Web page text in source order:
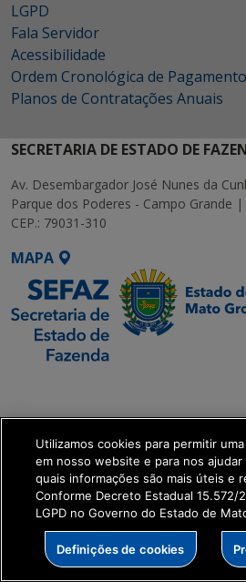
LGPD
Fala Servidor
Acessibilidade
Ordem Cronológica de
Planos de Contratações Anuais
SECRETARIA DE ESTADO DE
Av. Desembargador José Nunes da
Parque dos Poderes - Campo Grande |
CEP.: 79031-310
MAPA
get_footer();
Utilizamos cookies para permitir
em nosso website e para nos
quais informações são mais úteis e
Conforme Decreto Estadual 15.572/
LGPD no Governo do Estado de
Definições de cookies